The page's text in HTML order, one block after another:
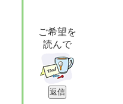
ご希望を
読んで